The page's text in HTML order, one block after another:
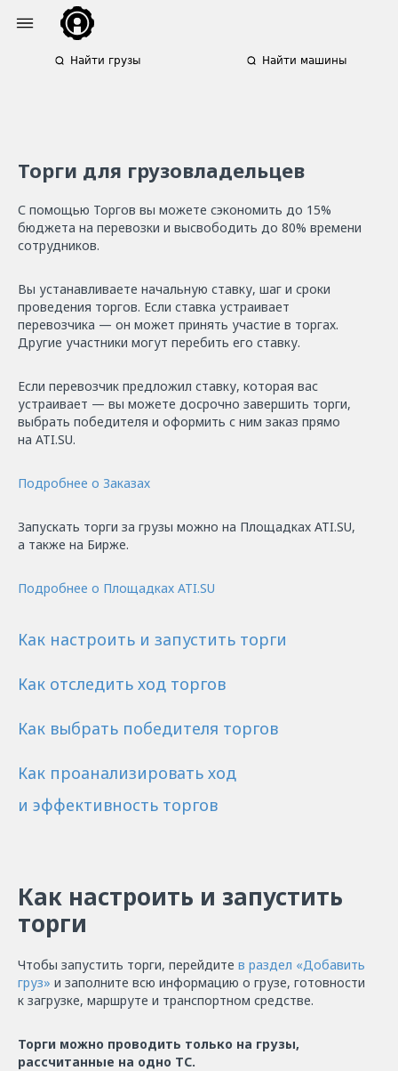
Найти грузы Найти машины
Торги для грузовладельцев
С помощью Торгов вы можете сэкономить до 15%
бюджета на перевозки и высвободить до 80% времени
сотрудников.
Вы устанавливаете начальную ставку, шаг и сроки
проведения торгов. Если ставка устраивает
перевозчика — он может принять участие в торгах.
Другие участники могут перебить его ставку.
Если перевозчик предложил ставку, которая вас
устраивает — вы можете досрочно завершить торги,
выбрать победителя и оформить с ним заказ прямо
на ATI.SU.
Подробнее о Заказах
Запускать торги за грузы можно на Площадках ATI.SU,
а также на Бирже.
Подробнее о Площадках ATI.SU
Как настроить и запустить торги
Как отследить ход торгов
Как выбрать победителя торгов
Как проанализировать ход
и эффективность торгов
Как настроить и запустить
торги
Чтобы запустить торги, перейдите в раздел «Добавить
груз» и заполните всю информацию о грузе, готовности
к загрузке, маршруте и транспортном средстве.
Торги можно проводить только на грузы,
рассчитанные на одно ТС.